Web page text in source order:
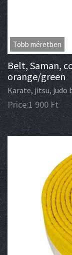
Több méretben
Belt, Saman,
orange/green
Karate, jitsu, judo
Price:1 900Ft